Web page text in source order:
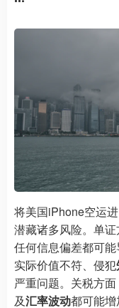
将美国iPhone空运
潜藏诸多风险。单证
任何信息偏差都可能
实际价值不符、侵犯
严重问题。关税方面
及汇率波动都可能增